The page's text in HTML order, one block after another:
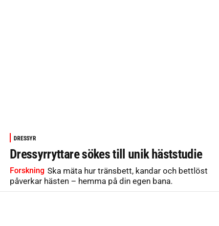
DRESSYR
Dressyrryttare sökes till unik häststudie
Forskning Ska mäta hur tränsbett, kandar och bettlöst
påverkar hästen – hemma på din egen bana.